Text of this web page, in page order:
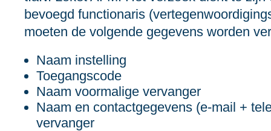
bevoegd functionaris
moeten de volgende gegevens worden
Naam instelling
Toegangscode
Naam voormalige vervanger
Naam en contactgegevens (e‑mail +
vervanger